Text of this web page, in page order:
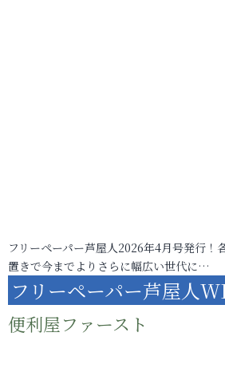
フリーペーパー芦屋人2026年4月号発行！
置きで今までよりさらに幅広い世代に…
フリーペーパー芦屋人
便利屋ファースト